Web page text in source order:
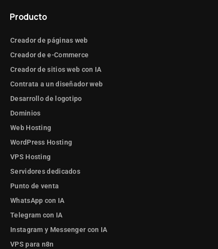
Producto
Creador de páginas web
Creador de e-Commerce
Creador de sitios web con IA
Contrata a un diseñador web
Desarrollo de logotipo
Dominios
Web Hosting
WordPress Hosting
VPS Hosting
Servidores dedicados
Punto de venta
WhatsApp con IA
Telegram con IA
Instagram y Messenger con IA
VPS para n8n